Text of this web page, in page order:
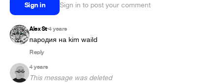
Sign in Sign in to post your comment
Alex St•4 years
пародия на kim waild
Reply
4 years
This message was deleted